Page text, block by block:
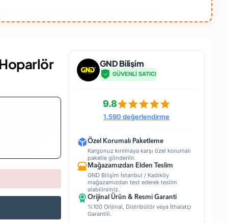
GND Bilişim
GÜVENLİ SATICI
9.8
1.590 değerlendirme
Özel Korumalı Paketleme
Kargonuz kırılmaya karşı özel korumalı
paketle gönderilir.
Mağazamızdan Elden Teslim
GND Bilişim İstanbul / Kadıköy
mağazamızdan test ederek teslim
alabilirsiniz.
Orijinal Ürün & Resmi Garanti
%100 Orijinal, Distribütör veya İthalatçı
Garantili.